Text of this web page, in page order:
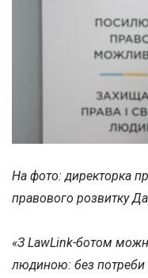
На фото: директорка
правового розвитку
«З LawLink-ботом
людиною: без потреби